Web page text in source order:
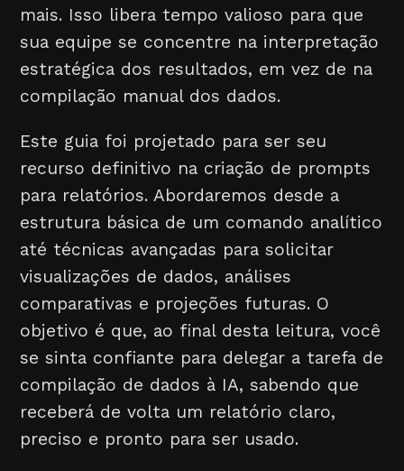
mais. Isso libera tempo valioso para que
sua equipe se concentre na interpretação
estratégica dos resultados, em vez de na
compilação manual dos dados.
Este guia foi projetado para ser seu
recurso definitivo na criação de prompts
para relatórios. Abordaremos desde a
estrutura básica de um comando analítico
até técnicas avançadas para solicitar
visualizações de dados, análises
comparativas e projeções futuras. O
objetivo é que, ao final desta leitura, você
se sinta confiante para delegar a tarefa de
compilação de dados à IA, sabendo que
receberá de volta um relatório claro,
preciso e pronto para ser usado.